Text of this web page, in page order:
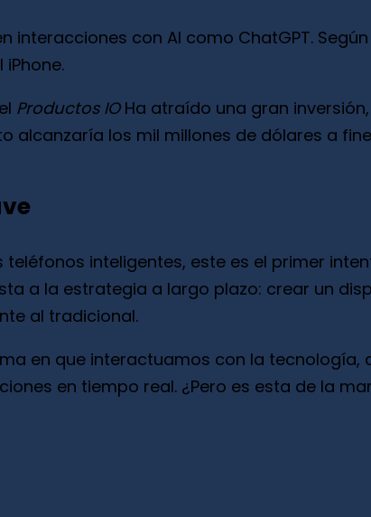
con AI como ChatGPT.
Productos IOHa atraído una gran
alcanzaría los mil millones de dólares a
inteligentes, este es el primer
a la estrategia a largo plazo: crear un
al tradicional.
en que interactuamos con la tecnología,
en tiempo real. ¿Pero es esta de la